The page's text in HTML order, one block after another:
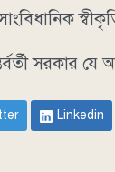
সরকার
Linkedin